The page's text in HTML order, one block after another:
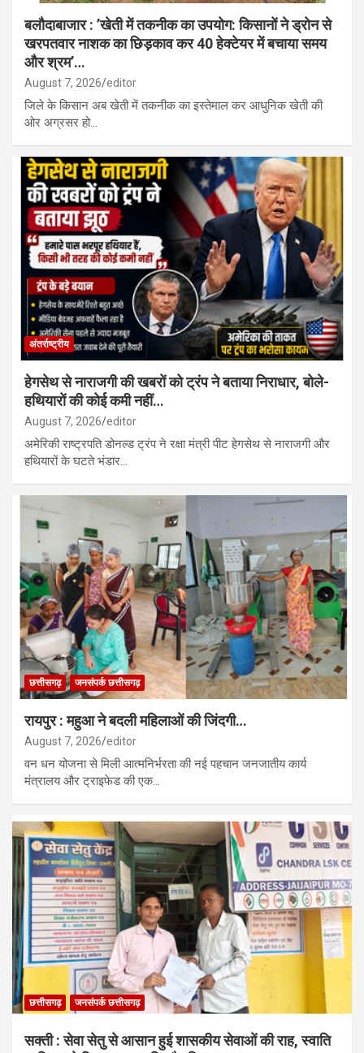
बलौदाबाजार : ’खेती में तकनीक का उपयोग: किसानों ने ड्रोन से
खरपतवार नाशक का छिड़काव कर 40 हेक्टेयर में बचाया समय
और श्रम’…
August 7, 2026 editor
जिले के किसान अब खेती में तकनीक का इस्तेमाल कर आधुनिक खेती की
ओर अग्रसर हो…
अंतर्राष्ट्रीय
हेगसेथ से नाराजगी की खबरों को ट्रंप ने बताया निराधार, बोले-
हथियारों की कोई कमी नहीं…
August 7, 2026 editor
अमेरिकी राष्ट्रपति डोनल्ड ट्रंप ने रक्षा मंत्री पीट हेगसेथ से नाराजगी और
हथियारों के घटते भंडार…
छत्तीसगढ़ जनसंपर्क छत्तीसगढ़
रायपुर : महुआ ने बदली महिलाओं की जिंदगी…
August 7, 2026 editor
वन धन योजना से मिली आत्मनिर्भरता की नई पहचान जनजातीय कार्य
मंत्रालय और ट्राइफेड की एक…
छत्तीसगढ़ जनसंपर्क छत्तीसगढ़
सक्ती : सेवा सेतु से आसान हुई शासकीय सेवाओं की राह, स्वाति